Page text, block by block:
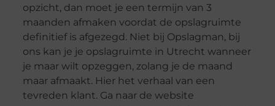
opzicht, dan moet je een termijn van 3
maanden afmaken voordat de opslagruimte
definitief is afgezegd. Niet bij Opslagman, bij
ons kan je je opslagruimte in Utrecht wanneer
je maar wilt opzeggen, zolang je de maand
maar afmaakt. Hier het verhaal van een
tevreden klant. Ga naar de website